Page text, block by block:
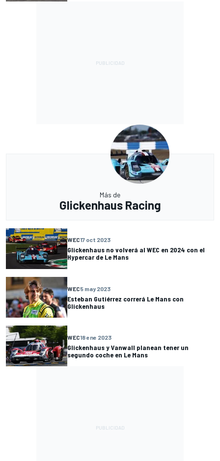
Más de
Glickenhaus Racing
WEC17 oct 2023
Glickenhaus no volverá al WEC en 2024 con el
Hypercar de Le Mans
WEC5 may 2023
Esteban Gutiérrez correrá Le Mans con
Glickenhaus
WEC18 ene 2023
Glickenhaus y Vanwall planean tener un
segundo coche en Le Mans